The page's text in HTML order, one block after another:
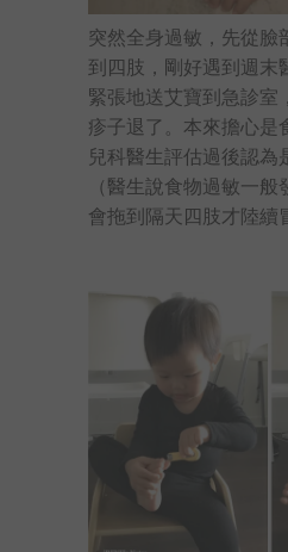
突然全身過敏，先從臉
到四肢，剛好遇到週末
緊張地送艾寶到急診室
疹子退了。本來擔心是
兒科醫生評估過後認為
（醫生說食物過敏一
會拖到隔天四肢才陸續